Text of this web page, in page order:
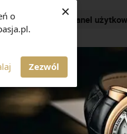
o
Zezwól
×Panel
MAGAZYN ZEGARKI I